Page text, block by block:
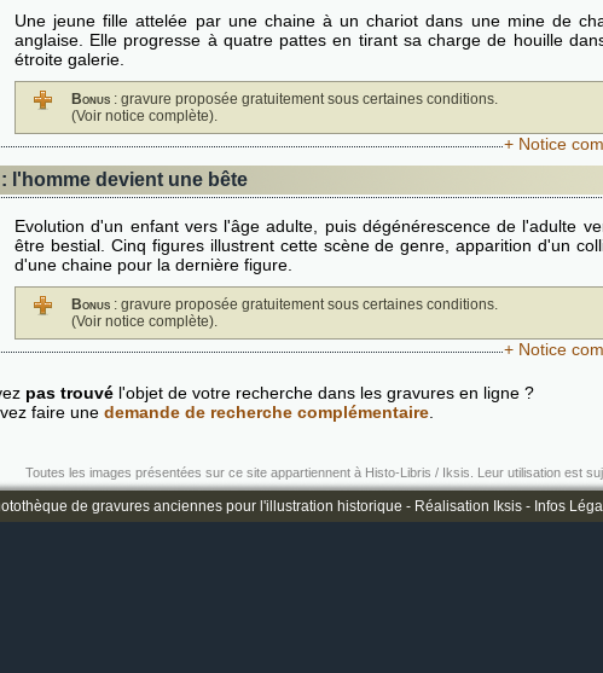
Une jeune fille attelée par une chaine à un chariot dans une mine de
anglaise. Elle progresse à quatre pattes en tirant sa charge de houille
étroite galerie.
Bonus : gravure proposée gratuitement sous certaines conditions.
(Voir notice complète).
+ Notice
l'homme devient une bête
Evolution d'un enfant vers l'âge adulte, puis dégénérescence de l'adulte
être bestial. Cinq figures illustrent cette scène de genre, apparition d'un
d'une chaine pour la dernière figure.
Bonus : gravure proposée gratuitement sous certaines conditions.
(Voir notice complète).
+ Notice
pas trouvé l'objet de votre recherche dans les gravures en ligne ?
faire une demande de recherche complémentaire
Toutes les images présentées sur ce site appartiennent à Histo-Libris / Iksis. Leur utilisation est
de gravures anciennes pour l'illustration historique - Réalisation Iksis- Infos